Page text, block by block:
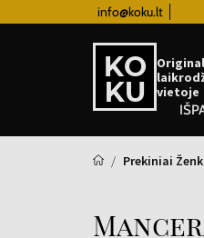
info@koku.lt
vietoje
Prekiniai